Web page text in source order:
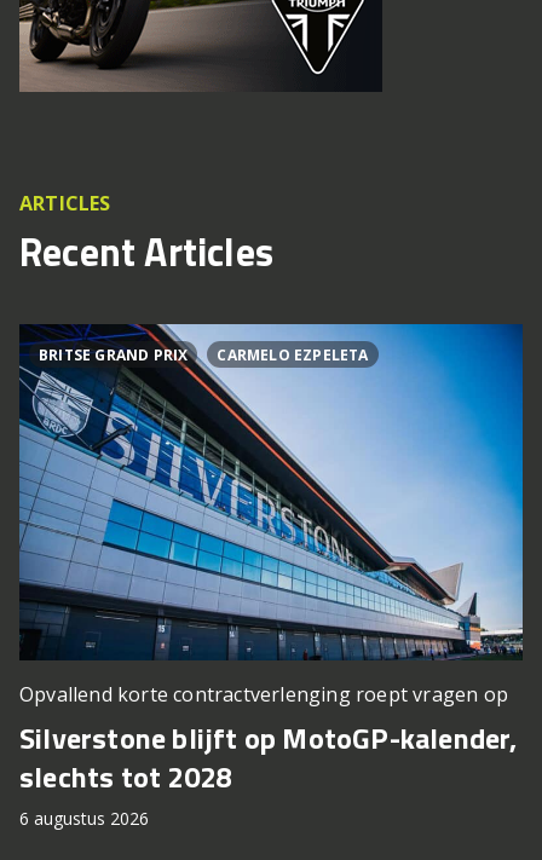
ARTICLES
Recent Articles
BRITSE GRAND PRIX CARMELO EZPELETA
Opvallend korte contractverlenging roept vragen op
Silverstone blijft op MotoGP-kalender,
slechts tot 2028
6 augustus 2026